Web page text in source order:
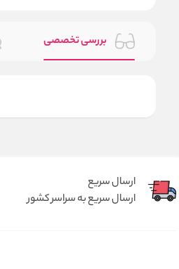
بررسی تخصصی
ارسال سریع
ارسال سریع به سراسر کشور